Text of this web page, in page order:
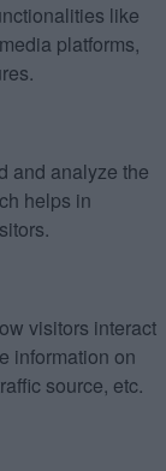
like
platforms,
and analyze the
helps in
visitors interact
information on
source, etc.